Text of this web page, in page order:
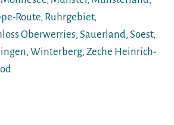
Route, Ruhrgebiet,
Oberwerries, Sauerland, Soest,
Winterberg, Zeche Heinrich-